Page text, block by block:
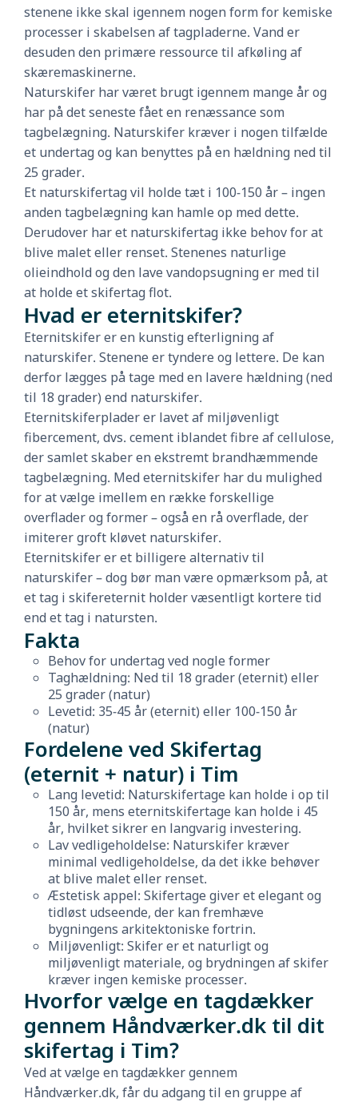
stenene ikke skal igennem nogen form for kemiske
processer i skabelsen af tagpladerne. Vand er
desuden den primære ressource til afkøling af
skæremaskinerne.
Naturskifer har været brugt igennem mange år og
har på det seneste fået en renæssance som
tagbelægning. Naturskifer kræver i nogen tilfælde
et undertag og kan benyttes på en hældning ned til
25 grader.
Et naturskifertag vil holde tæt i 100-150 år – ingen
anden tagbelægning kan hamle op med dette.
Derudover har et naturskifertag ikke behov for at
blive malet eller renset. Stenenes naturlige
olieindhold og den lave vandopsugning er med til
at holde et skifertag flot.
Hvad er eternitskifer?
Eternitskifer er en kunstig efterligning af
naturskifer. Stenene er tyndere og lettere. De kan
derfor lægges på tage med en lavere hældning (ned
til 18 grader) end naturskifer.
Eternitskiferplader er lavet af miljøvenligt
fibercement, dvs. cement iblandet fibre af cellulose,
der samlet skaber en ekstremt brandhæmmende
tagbelægning. Med eternitskifer har du mulighed
for at vælge imellem en række forskellige
overflader og former – også en rå overflade, der
imiterer groft kløvet naturskifer.
Eternitskifer er et billigere alternativ til
naturskifer – dog bør man være opmærksom på, at
et tag i skifereternit holder væsentligt kortere tid
end et tag i natursten.
Fakta
Behov for undertag ved nogle former
Taghældning: Ned til 18 grader (eternit) eller
25 grader (natur)
Levetid: 35-45 år (eternit) eller 100-150 år
(natur)
Fordelene ved Skifertag
(eternit + natur) i Tim
Lang levetid: Naturskifertage kan holde i op til
150 år, mens eternitskifertage kan holde i 45
år, hvilket sikrer en langvarig investering.
Lav vedligeholdelse: Naturskifer kræver
minimal vedligeholdelse, da det ikke behøver
at blive malet eller renset.
Æstetisk appel: Skifertage giver et elegant og
tidløst udseende, der kan fremhæve
bygningens arkitektoniske fortrin.
Miljøvenligt: Skifer er et naturligt og
miljøvenligt materiale, og brydningen af skifer
kræver ingen kemiske processer.
Hvorfor vælge en tagdækker
gennem Håndværker.dk til dit
skifertag i Tim?
Ved at vælge en tagdækker gennem
Håndværker.dk, får du adgang til en gruppe af